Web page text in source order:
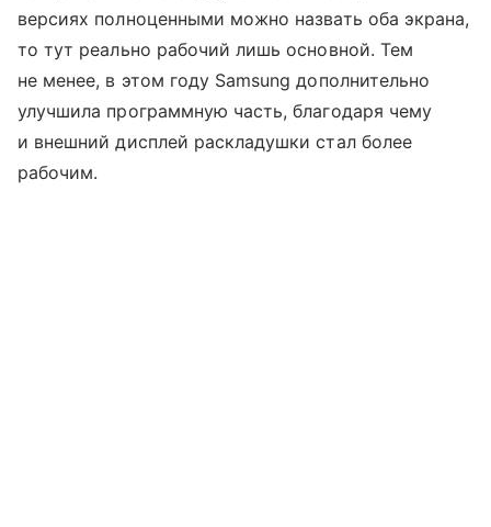
версиях полноценными можно назвать оба экрана,
то тут реально рабочий лишь основной. Тем
не менее, в этом году Samsung дополнительно
улучшила программную часть, благодаря чему
и внешний дисплей раскладушки стал более
рабочим.